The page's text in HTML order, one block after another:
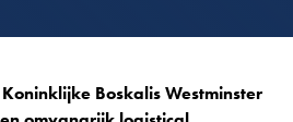
Koninklijke Boskalis Westminster